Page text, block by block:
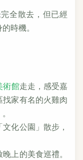
全散去，但已經
時機。
術館走走，感受嘉
家有名的火雞肉
化公園」散步，
上的美食巡禮。